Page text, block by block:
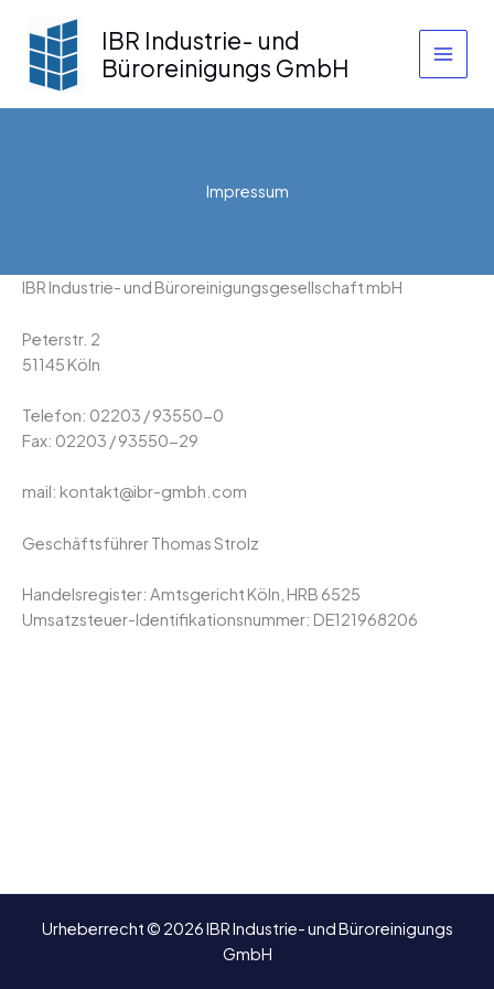
Inhalt
springen
IBR Industrie- und
Büroreinigungs GmbH
Impressum
IBR Industrie- und Büroreinigungsgesellschaft mbH
Peterstr. 2
51145 Köln
Telefon: 02203 / 93550-0
Fax: 02203 / 93550-29
mail: kontakt@ibr-gmbh.com
Geschäftsführer Thomas Strolz
Handelsregister: Amtsgericht Köln, HRB 6525
Umsatzsteuer-Identifikationsnummer: DE121968206
Urheberrecht © 2026 IBR Industrie- und Büroreinigungs
GmbH